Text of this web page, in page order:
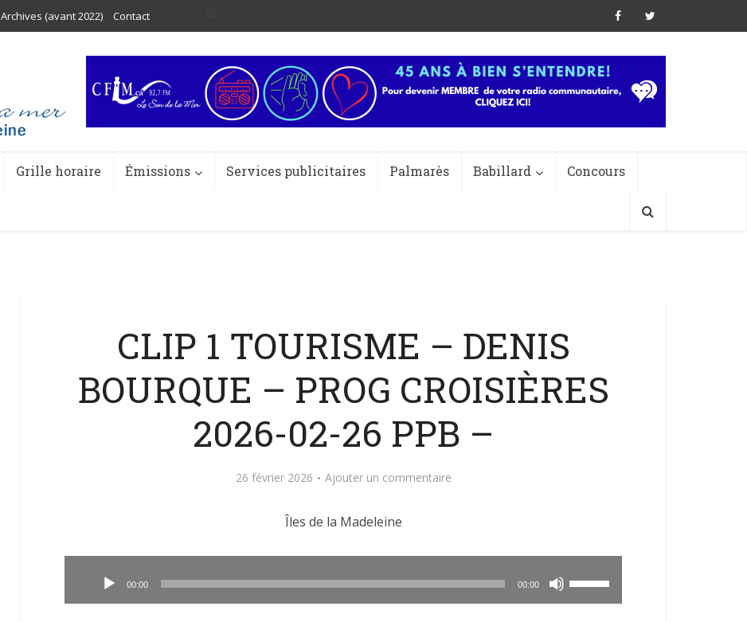
Archives (avant 2022) Contact
Grille horaire Émissions Services publicitaires Palmarès Babillard Concours
CLIP 1 TOURISME – DENIS
BOURQUE – PROG CROISIÈRES
2026-02-26 PPB –
26 février 2026 Ajouter un commentaire
Îles de la Madeleine
00:00 00:00